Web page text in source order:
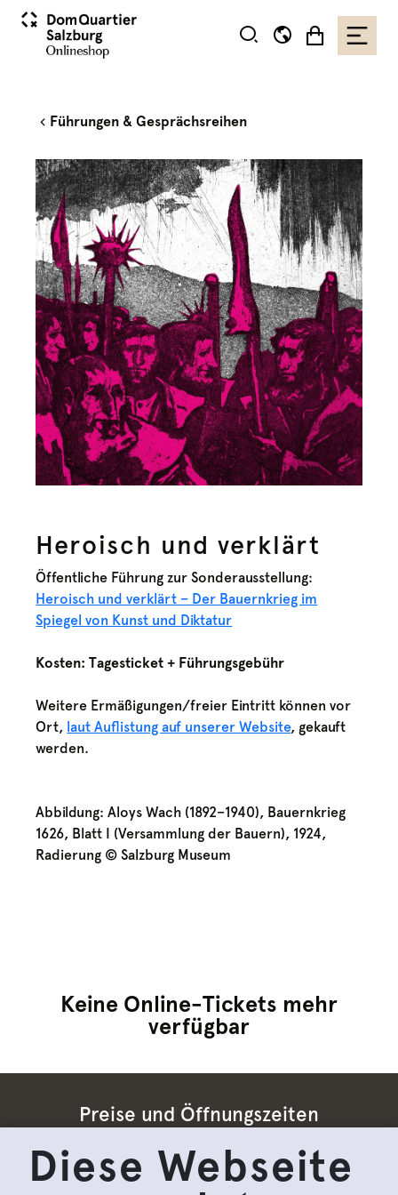
Diese Webseite
Führungen & Gesprächsreihen
Heroisch und verklärt
Öffentliche Führung zur Sonderausstellung:
Heroisch und verklärt – Der Bauernkrieg im
Spiegel von Kunst und Diktatur
Kosten: Tagesticket + Führungsgebühr
Weitere Ermäßigungen/freier Eintritt können vor
Ort, laut Auflistung auf unserer Website, gekauft
werden.
Abbildung: Aloys Wach (1892–1940), Bauernkrieg
1626, Blatt I (Versammlung der Bauern), 1924,
Radierung © Salzburg Museum
Keine Online-Tickets mehr
verfügbar
Preise und Öffnungszeiten
Impressum